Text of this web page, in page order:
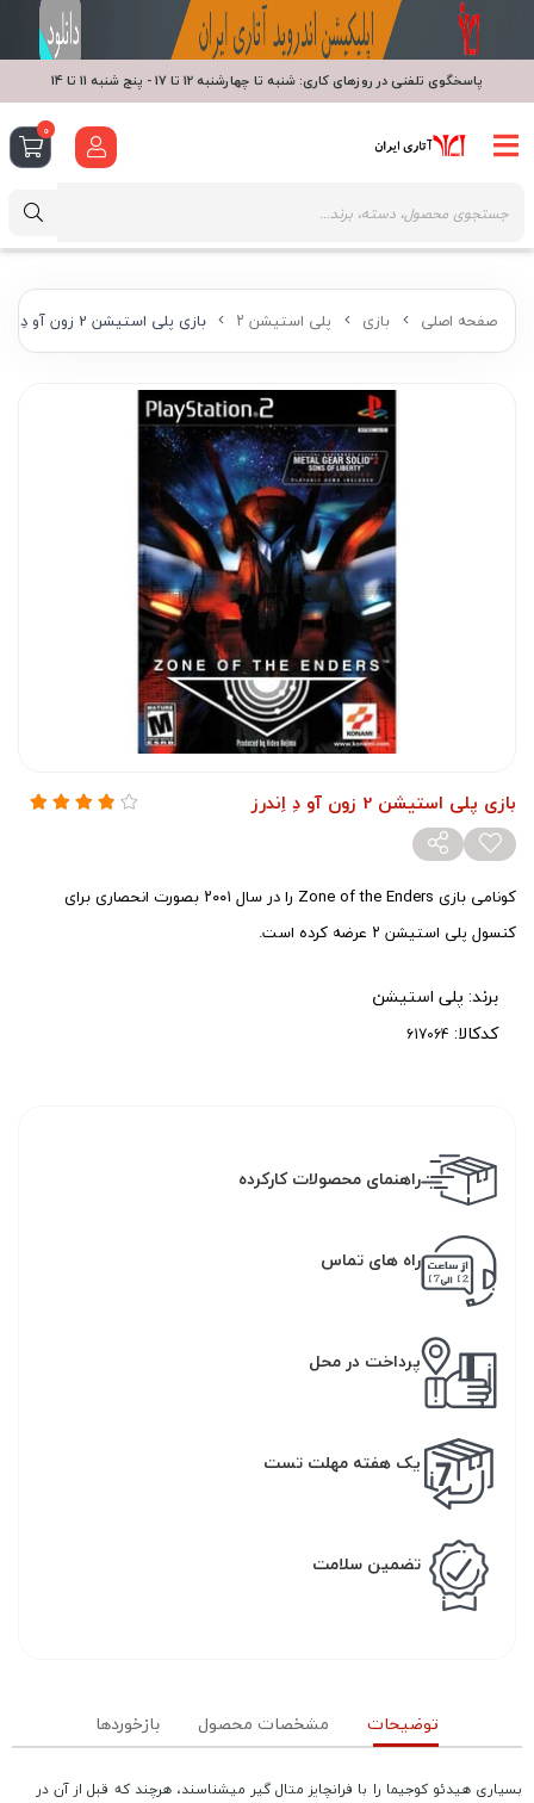
صفحه اصلی بازی پلی استیشن ۲ بازی پلی استیشن 2 زون آو دِ اِندرز
بازی پلی استیشن 2 زون آو دِ اِندرز
کونامی بازی Zone of the Enders را در سال ۲۰۰۱ بصورت انحصاری برای
کنسول پلی استیشن ۲ عرضه کرده است.
برند: پلی استیشن
کدکالا:
راهنمای محصولات کارکرده
راه های تماس
پرداخت در محل
یک هفته مهلت تست
تضمین سلامت
توضیحات مشخصات محصول بازخوردها
بسیاری هیدئو کوجیما را با فرانچایز متال گیر میشناسند، هرچند که قبل از آن در
پاسخگوی تلفنی در روزهای کاری: شنبه تا چهارشنبه 12 تا 17 - پنج شنبه 11 تا 14
0